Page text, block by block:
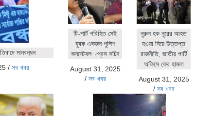
মানবন্ধন
/ সব খবর
টি-শার্ট পরিহিত সেই
যুবক একজন পুলিশ
কনস্টেবল: প্রেস সচিব
August 31, 2025
/ সব খবর
নুরুল হক নুরের আহত
হওয়া নিয়ে উত্তপ্ত
রাজনীতি, জাতীয় পার্টি
অফিসে ফের হামলা
August 31, 2025
/ সব খবর